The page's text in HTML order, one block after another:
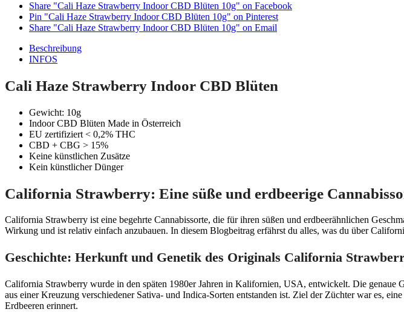
Share "Cali Haze Strawberry Indoor CBD Blüten 10g" on Facebook
Pin "Cali Haze Strawberry Indoor CBD Blüten 10g" on Pinterest
Share "Cali Haze Strawberry Indoor CBD Blüten 10g" on Email
Beschreibung
INFOS
Cali Haze Strawberry Indoor CBD Blüten
Gewicht: 10g
Indoor CBD Blüten Made in Österreich
EU zertifiziert < 0,2% THC
CBD + CBG > 15%
Keine künstlichen Zusätze
Kein künstlicher Dünger
California Strawberry: Eine süße und erdbeerige
California Strawberry ist eine begehrte Cannabissorte, die für ihren süßen und erdbeerähnlichen
Wirkung und ist relativ einfach anzubauen. In diesem Blogbeitrag erfährst du alles, was du über
Geschichte: Herkunft und Genetik des Originals California
California Strawberry wurde in den späten 1980er Jahren in Kalifornien, USA, entwickelt. Die genaue
aus einer Kreuzung verschiedener Sativa- und Indica-Sorten entstanden ist. Ziel der Züchter war es,
Erdbeeren erinnert.